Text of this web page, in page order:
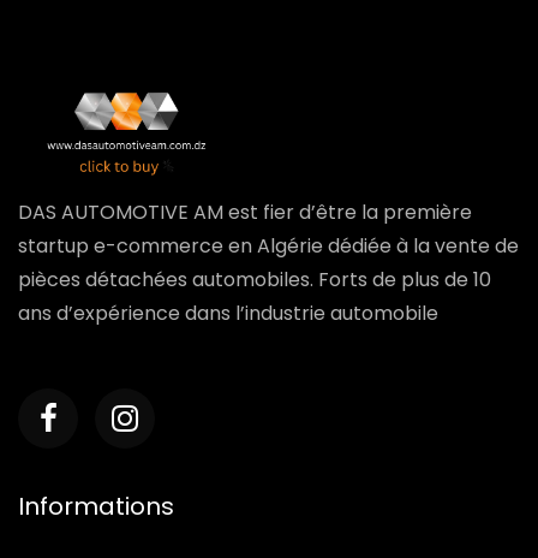
DAS AUTOMOTIVE AM est fier d’être la première
startup e-commerce en Algérie dédiée à la vente de
pièces détachées automobiles. Forts de plus de 10
ans d’expérience dans l’industrie automobile
Informations